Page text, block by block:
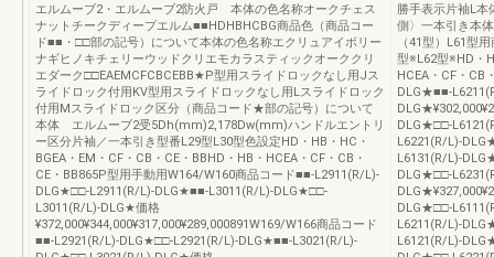
エルムーブ2・エルムーブ2防火戸 本体の色名称オークチェス
ナットチークディープエルム■■HDHBHCBG商品色（商品コー
ド■■・□□部の記号）について本体の色名称エクリュアイボリー
ナギヒノキチェリーウッドクリエモカラスティックオーククリ
エダーク□□EAEMCFCBCEBB★P型用スライドロックなし用Jス
ライドロック付用KV型用スライドロックなし用Lスライドロック
付用Mスライドロック区分（商品コード★部の記号）について
本体 エルムーブ2受5Dh(mm)2,178Dw(mm)ハンドルエントリ
ー区分片袖／一本引き型番L29型L30型色設定HD・HB・HC・
BGEA・EM・CF・CB・CE・BBHD・HB・HCEA・CF・CB・
CE・BB865P型用手動用W164/W160商品コード■■-L2911(R/L)-
DLG★□□-L2911(R/L)-DLG★■■-L3011(R/L)-DLG★□□-
L3011(R/L)-DLG★価格
¥372,000¥344,000¥317,000¥289,000891W169/W166商品コード
■■-L2921(R/L)-DLG★□□-L2921(R/L)-DLG★■■-L3021(R/L)-
勝手表示片袖L
側〉一本引き本
（41型）L61型
型※L62型※HD・
HCEA・CF・CB
DLG★■■-
DLG★□□-
L6221(R/L)-
L6131(R/L)-
DLG★□□-
DLG★□□-
L6211(R/L)-
L6121(R/L)-